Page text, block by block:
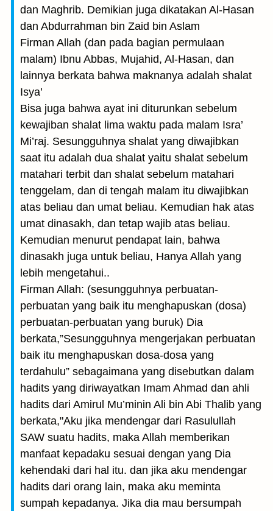
dan Maghrib. Demikian juga dikatakan Al-Hasan
dan Abdurrahman bin Zaid bin Aslam
Firman Allah (dan pada bagian permulaan
malam) Ibnu Abbas, Mujahid, Al-Hasan, dan
lainnya berkata bahwa maknanya adalah shalat
Isya’
Bisa juga bahwa ayat ini diturunkan sebelum
kewajiban shalat lima waktu pada malam Isra’
Mi’raj. Sesungguhnya shalat yang diwajibkan
saat itu adalah dua shalat yaitu shalat sebelum
matahari terbit dan shalat sebelum matahari
tenggelam, dan di tengah malam itu diwajibkan
atas beliau dan umat beliau. Kemudian hak atas
umat dinasakh, dan tetap wajib atas beliau.
Kemudian menurut pendapat lain, bahwa
dinasakh juga untuk beliau, Hanya Allah yang
lebih mengetahui..
Firman Allah: (sesungguhnya perbuatan-
perbuatan yang baik itu menghapuskan (dosa)
perbuatan-perbuatan yang buruk) Dia
berkata,”Sesungguhnya mengerjakan perbuatan
baik itu menghapuskan dosa-dosa yang
terdahulu” sebagaimana yang disebutkan dalam
hadits yang diriwayatkan Imam Ahmad dan ahli
hadits dari Amirul Mu’minin Ali bin Abi Thalib yang
berkata,"Aku jika mendengar dari Rasulullah
SAW suatu hadits, maka Allah memberikan
manfaat kepadaku sesuai dengan yang Dia
kehendaki dari hal itu. dan jika aku mendengar
hadits dari orang lain, maka aku meminta
sumpah kepadanya. Jika dia mau bersumpah